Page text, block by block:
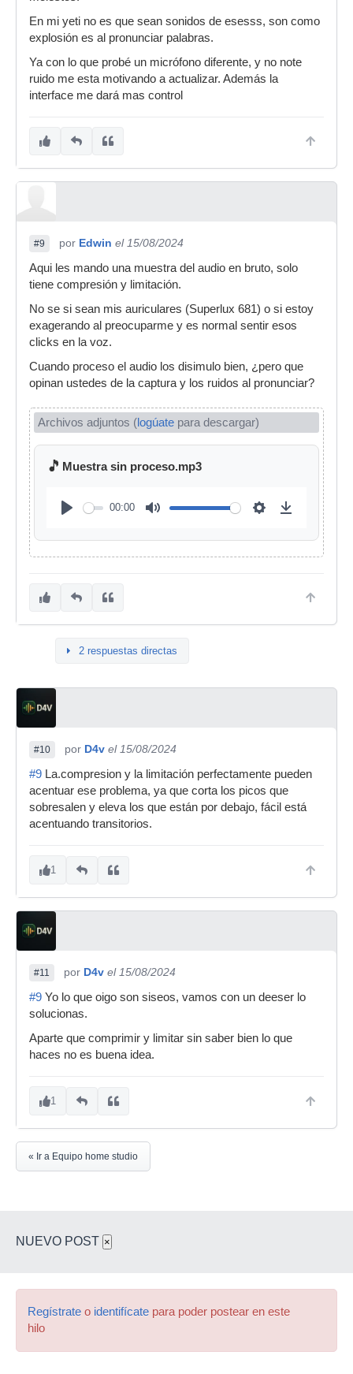
En mi yeti no es que sean sonidos de esesss, son como
explosión es al pronunciar palabras.
Ya con lo que probé un micrófono diferente, y no note
ruido me esta motivando a actualizar. Además la
interface me dará mas control
#9 por Edwin el 15/08/2024
Aqui les mando una muestra del audio en bruto, solo
tiene compresión y limitación.
No se si sean mis auriculares (Superlux 681) o si estoy
exagerando al preocuparme y es normal sentir esos
clicks en la voz.
Cuando proceso el audio los disimulo bien, ¿pero que
opinan ustedes de la captura y los ruidos al pronunciar?
Archivos adjuntos (logúate para descargar)
🎵 Muestra sin proceso.mp3
00:00
2 respuestas directas
#10 por D4v el 15/08/2024
#9 La.compresion y la limitación perfectamente pueden
acentuar ese problema, ya que corta los picos que
sobresalen y eleva los que están por debajo, fácil está
acentuando transitorios.
1
#11 por D4v el 15/08/2024
#9 Yo lo que oigo son siseos, vamos con un deeser lo
solucionas.
Aparte que comprimir y limitar sin saber bien lo que
haces no es buena idea.
1
« Ir a Equipo home studio
NUEVO POST ×
Regístrate o identifícate para poder postear en este
hilo